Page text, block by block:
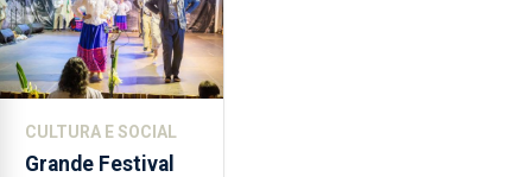
CULTURA E SOCIAL
Grande Festival